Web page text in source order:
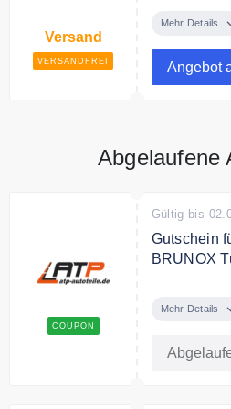
Versand
VERSANDFREI
Autoteile
Mehr Details
Angebot
Abgelaufene
COUPON
Gültig bis
Gutschein
BRUNOX
Gratis 50
49€
Mehr Details